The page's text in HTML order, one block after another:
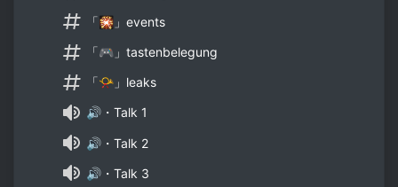
「🎇」events
「🎮」tastenbelegung
「📯」leaks
🔊・Talk 1
🔊・Talk 2
🔊・Talk 3